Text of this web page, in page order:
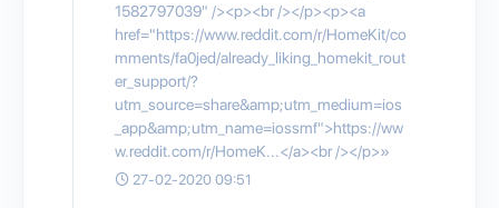
1582797039" /><p><br /></p><p><a
href="https://www.reddit.com/r/HomeKit/co
mments/fa0jed/already_liking_homekit_rout
er_support/?
utm_source=share&amp;utm_medium=ios
_app&amp;utm_name=iossmf">https://ww
w.reddit.com/r/HomeK...</a><br /></p>»
27-02-2020 09:51